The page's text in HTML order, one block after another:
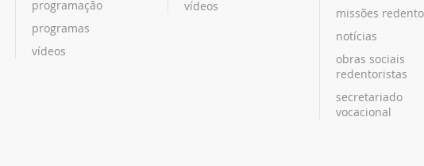
programação
programas
vídeos
vídeos
missões
notícias
obras sociais
redentoristas
secretariado
vocacional